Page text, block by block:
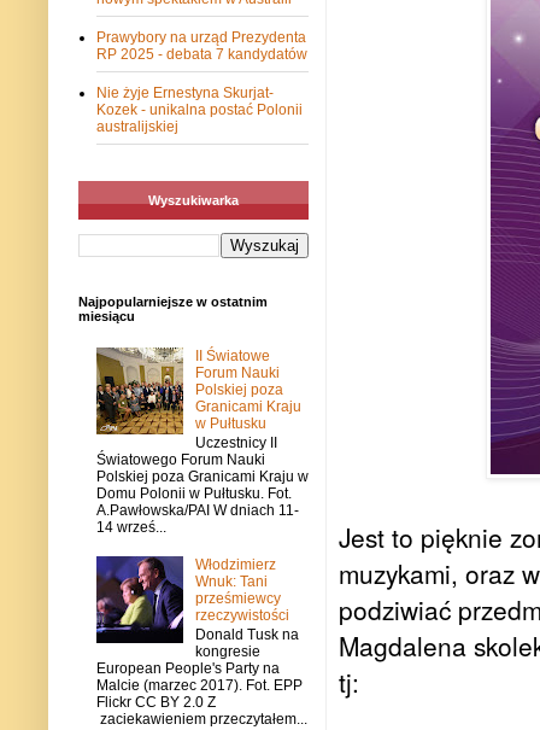
Jest to pięknie
muzykami, oraz
podziwiać
Magdalena
tj:
Prawybory na urząd Prezydenta
RP 2025 - debata 7 kandydatów
Nie żyje Ernestyna Skurjat-
Kozek - unikalna postać Polonii
australijskiej
Wyszukiwarka
Najpopularniejsze w ostatnim
miesiącu
II Światowe
Forum Nauki
Polskiej poza
Granicami Kraju
w Pułtusku
Uczestnicy II
Światowego Forum Nauki
Polskiej poza Granicami Kraju w
Domu Polonii w Pułtusku. Fot.
A.Pawłowska/PAI W dniach 11-
14 wrześ...
Włodzimierz
Wnuk: Tani
prześmiewcy
rzeczywistości
Donald Tusk na
kongresie
European People's Party na
Malcie (marzec 2017). Fot. EPP
Flickr CC BY 2.0 Z
zaciekawieniem przeczytałem...